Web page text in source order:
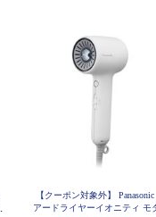
【クーポン対象外】
アードライヤーイオニティ モ